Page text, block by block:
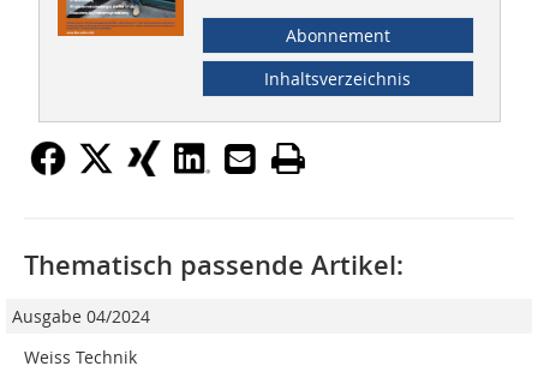
Abonnement
Inhaltsverzeichnis
Thematisch passende Artikel:
Ausgabe 04/2024
Weiss Technik